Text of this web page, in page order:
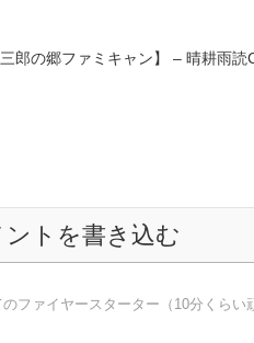
郎の郷ファミキャン】 – 晴耕雨読
ントを書き込む
のファイヤースターター（10分くら